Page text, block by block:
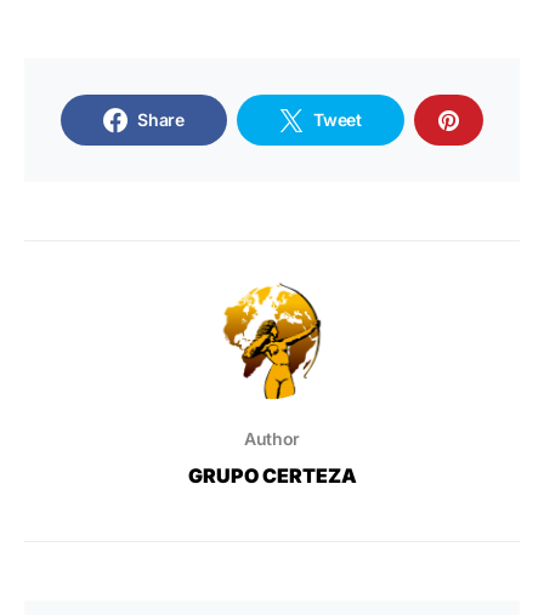
Share Tweet
Author
GRUPO CERTEZA